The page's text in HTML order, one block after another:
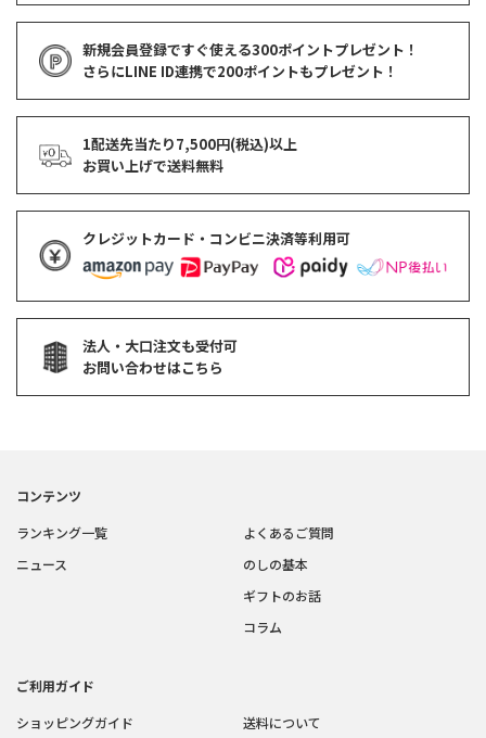
新規会員登録ですぐ使える300ポイントプレゼント！
さらにLINE ID連携で200ポイントもプレゼント！
1配送先当たり7,500円(税込)以上
お買い上げで送料無料
クレジットカード・コンビニ決済等利用可
法人・大口注文も受付可
お問い合わせはこちら
コンテンツ
ランキング一覧
ニュース
よくあるご質問
のしの基本
ギフトのお話
コラム
ご利用ガイド
ショッピングガイド
送料について